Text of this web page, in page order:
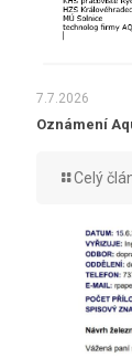
7.7.2026
Oznámení
Celý